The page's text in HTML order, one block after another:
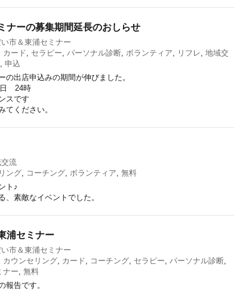
ナーの募集期間延長のおしらせ
市＆東浦セミナー
カード, セラピー, パーソナル診断, ボランティア, リフレ, 地域交
, 申込
の出店申込みの期間が伸びました。
日 24時
スです
てください。
流
ング, コーチング, ボランティア, 無料
ト♪
、素敵なイベントでした。
浦セミナー
市＆東浦セミナー
カウンセリング, カード, コーチング, セラピー, パーソナル診断,
ナー, 無料
報告です。